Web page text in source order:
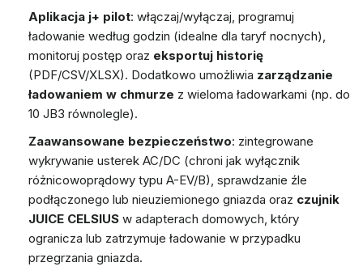
Zawiera CEE16 czerwony,
Schuko EU, 2 karty RFID i torbę.
Aplikacja j+ pilot: włączaj/wyłączaj, programuj
ładowanie według godzin (idealne dla taryf nocnych),
monitoruj postęp oraz eksportuj historię
(PDF/CSV/XLSX). Dodatkowo umożliwia zarządzanie
ładowaniem w chmurze z wieloma ładowarkami (np. do
10 JB3 równolegle).
Zaawansowane bezpieczeństwo: zintegrowane
wykrywanie usterek AC/DC (chroni jak wyłącznik
różnicowoprądowy typu A-EV/B), sprawdzanie źle
podłączonego lub nieuziemionego gniazda oraz czujnik
JUICE CELSIUS w adapterach domowych, który
ogranicza lub zatrzymuje ładowanie w przypadku
przegrzania gniazda.